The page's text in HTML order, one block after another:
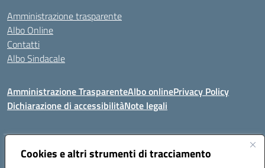
Cookies e altri strumenti di tracciamento
Amministrazione trasparente
Albo Online
Contatti
Albo Sindacale
Amministrazione TrasparenteAlbo onlinePrivacy Policy
Dichiarazione di accessibilitàNote legali
Indirizzo:Via De Martis s.n.c. 07029 Tempio Pausania (OT)